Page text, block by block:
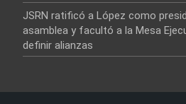
JSRN ratificó a López como
asamblea y facultó a la Mesa
definir alianzas